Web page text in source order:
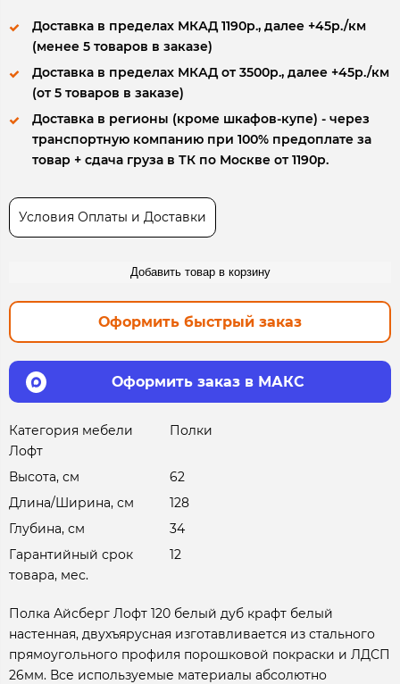
Доставка в пределах МКАД 1190р., далее +45р./км
(менее 5 товаров в заказе)
Доставка в пределах МКАД от 3500р., далее +45р./км
(от 5 товаров в заказе)
Доставка в регионы (кроме шкафов-купе) - через
транспортную компанию при 100% предоплате за
товар + сдача груза в ТК по Москве от 1190р.
Условия Оплаты и Доставки
Добавить товар в корзину
Оформить быстрый заказ
Оформить заказ в МАКС
Категория мебели
Лофт
Полки
Высота, см
62
Длина/Ширина, см
128
Глубина, см
34
Гарантийный срок
товара, мес.
12
Полка Айсберг Лофт 120 белый дуб крафт белый
настенная, двухъярусная изготавливается из стального
прямоугольного профиля порошковой покраски и ЛДСП
26мм. Все используемые материалы абсолютно